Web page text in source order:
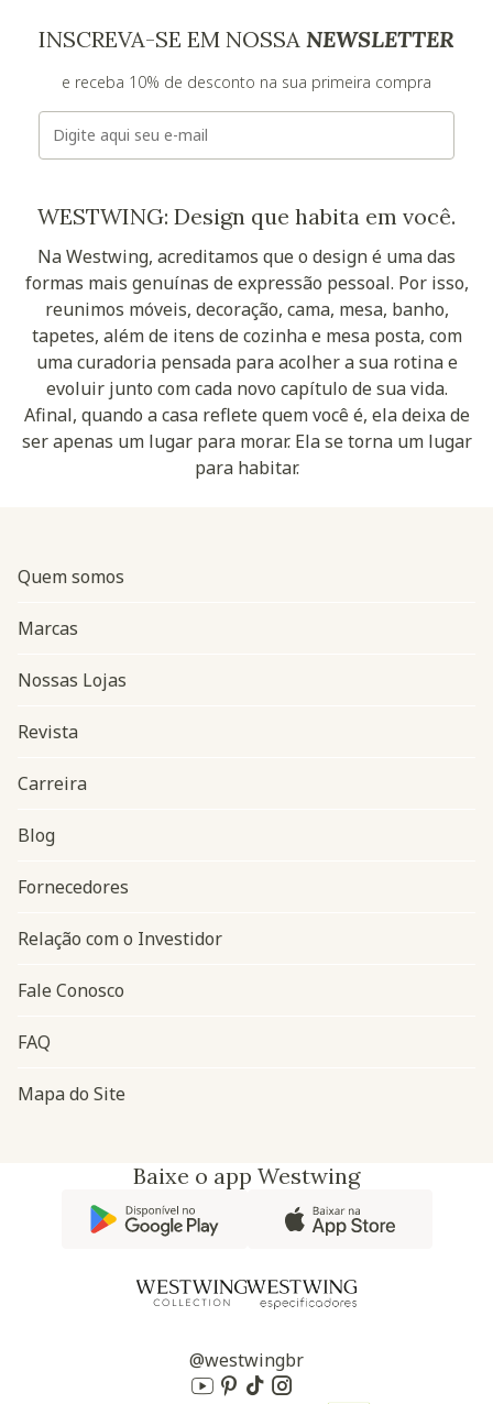
INSCREVA-SE EM NOSSA NEWSLETTER
e receba 10% de desconto na sua primeira compra
WESTWING: Design que habita em você.
Na Westwing, acreditamos que o design é uma das
formas mais genuínas de expressão pessoal. Por isso,
reunimos móveis, decoração, cama, mesa, banho,
tapetes, além de itens de cozinha e mesa posta, com
uma curadoria pensada para acolher a sua rotina e
evoluir junto com cada novo capítulo de sua vida.
Afinal, quando a casa reflete quem você é, ela deixa de
ser apenas um lugar para morar. Ela se torna um lugar
para habitar.
Navegação do rodapé
Quem somos
Marcas
Nossas Lojas
Revista
Carreira
Blog
Fornecedores
Relação com o Investidor
Fale Conosco
FAQ
Mapa do Site
Baixe o app Westwing
@westwingbr